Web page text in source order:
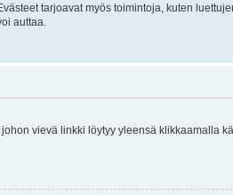
tarjoavat myös toimintoja, kuten
auttaa.
vievä linkki löytyy yleensä klikkaamalla